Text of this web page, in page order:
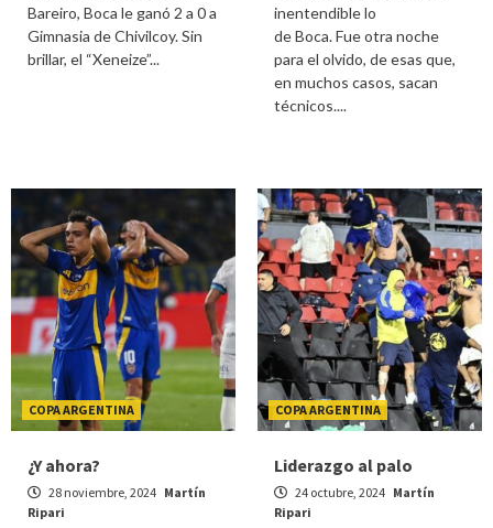
Bareiro, Boca le ganó 2 a 0 a
Gimnasia de Chivilcoy. Sin
brillar, el “Xeneize”...
inentendible lo
de Boca. Fue otra noche
para el olvido, de esas que,
en muchos casos, sacan
técnicos....
COPA ARGENTINA
¿Y ahora?
28 noviembre, 2024 Martín
Ripari
COPA ARGENTINA
Liderazgo al palo
24 octubre, 2024 Martín
Ripari